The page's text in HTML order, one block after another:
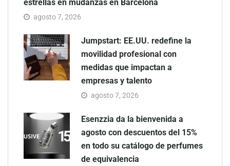
estrellas en mudanzas en Barcelona
agosto 7, 2026
Jumpstart: EE.UU. redefine la
movilidad profesional con
medidas que impactan a
empresas y talento
agosto 7, 2026
Esenzzia da la bienvenida a
agosto con descuentos del 15%
en todo su catálogo de perfumes
de equivalencia